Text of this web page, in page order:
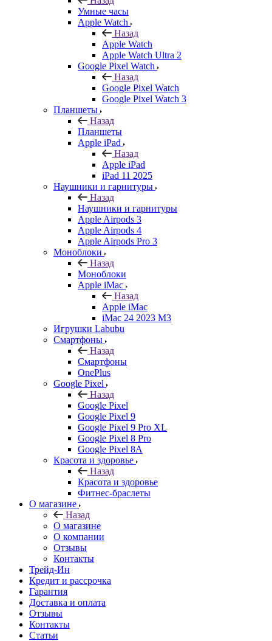
Умные часы
Apple Watch
Назад
Apple Watch
Apple Watch Ultra 2
Google Pixel Watch
Назад
Google Pixel Watch
Google Pixel Watch 3
Планшеты
Назад
Планшеты
Apple iPad
Назад
Apple iPad
iPad 11 2025
Наушники и гарнитуры
Назад
Наушники и гарнитуры
Apple Airpods 3
Apple Airpods 4
Apple Airpods Pro 3
Моноблоки
Назад
Моноблоки
Apple iMac
Назад
Apple iMac
iMac 24 2023 M3
Игрушки Labubu
Смартфоны
Назад
Смартфоны
OnePlus
Google Pixel
Назад
Google Pixel
Google Pixel 9
Google Pixel 9 Pro XL
Google Pixel 8 Pro
Google Pixel 8A
Красота и здоровье
Назад
Красота и здоровье
Фитнес-браслеты
О магазине
Назад
О магазине
О компании
Отзывы
Контакты
Трейд-Ин
Кредит и рассрочка
Гарантия
Доставка и оплата
Отзывы
Контакты
Статьи